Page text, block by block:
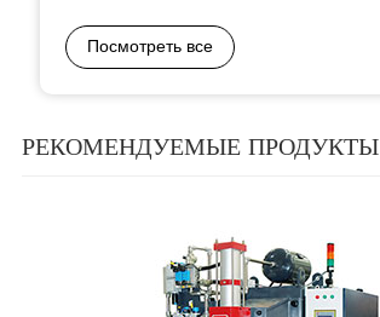
Посмотреть все
РЕКОМЕНДУЕМЫЕ ПРОДУКТЫ